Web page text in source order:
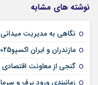
نوشته های مشابه
نگاهی به مدیریت
مازندران و ایران اکسپو2025، چشم انداز ظرفیت های جدید
گنجی از معاونت اقتصادی
زمانبندی ورود برف و